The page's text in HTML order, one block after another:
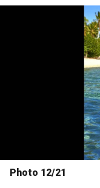
Photo 12/21